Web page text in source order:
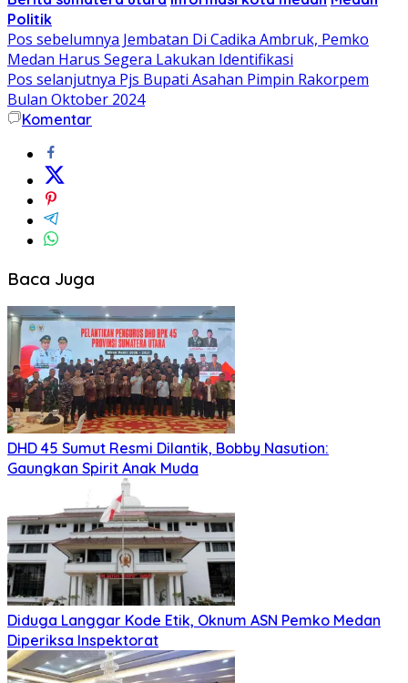
Politik
Navigasi
pos
Pos sebelumnya Jembatan Di Cadika Ambruk, Pemko
Medan Harus Segera Lakukan Identifikasi
Pos selanjutnya Pjs Bupati Asahan Pimpin Rakorpem
Bulan Oktober 2024
Komentar
Baca Juga
DHD 45 Sumut Resmi Dilantik, Bobby Nasution:
Gaungkan Spirit Anak Muda
Diduga Langgar Kode Etik, Oknum ASN Pemko Medan
Diperiksa Inspektorat